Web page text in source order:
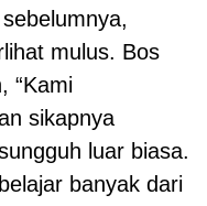
mulus. Bos
“Kami
sikapnya
luar biasa.
banyak dari